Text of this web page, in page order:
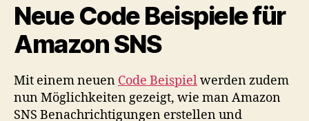
Neue Code Beispiele für
Amazon SNS
Mit einem neuen Code Beispielwerden zudem
nun Möglichkeiten gezeigt, wie man Amazon
SNS Benachrichtigungen erstellen und